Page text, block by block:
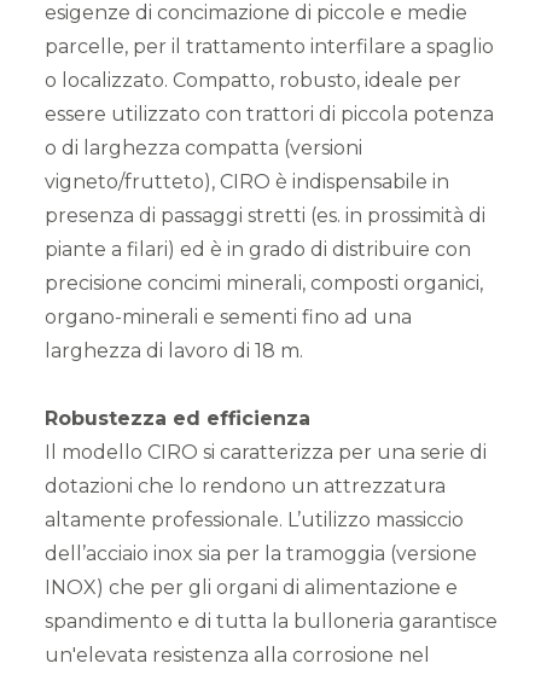
esigenze di concimazione di piccole e medie
parcelle, per il trattamento interfilare a spaglio
o localizzato. Compatto, robusto, ideale per
essere utilizzato con trattori di piccola potenza
o di larghezza compatta (versioni
vigneto/frutteto), CIRO è indispensabile in
presenza di passaggi stretti (es. in prossimità di
piante a filari) ed è in grado di distribuire con
precisione concimi minerali, composti organici,
organo-minerali e sementi fino ad una
larghezza di lavoro di 18 m.
Robustezza ed efficienza
Il modello CIRO si caratterizza per una serie di
dotazioni che lo rendono un attrezzatura
altamente professionale. L’utilizzo massiccio
dell’acciaio inox sia per la tramoggia (versione
INOX) che per gli organi di alimentazione e
spandimento e di tutta la bulloneria garantisce
un'elevata resistenza alla corrosione nel